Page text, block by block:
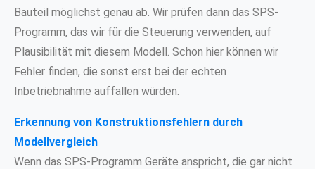
Bauteil möglichst genau ab. Wir prüfen dann das SPS-
Programm, das wir für die Steuerung verwenden, auf
Plausibilität mit diesem Modell. Schon hier können wir
Fehler finden, die sonst erst bei der echten
Inbetriebnahme auffallen würden.
Erkennung von Konstruktionsfehlern durch
Modellvergleich
Wenn das SPS-Programm Geräte anspricht, die gar nicht